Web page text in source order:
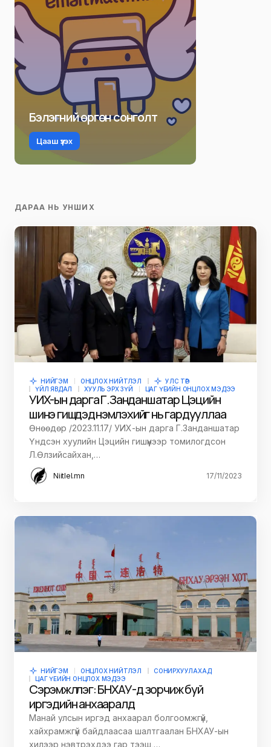
Бэлэгний өргөн сонголт
Цааш үзэх
ДАРАА НЬ УНШИХ
НИЙГЭМ ОНЦЛОХ НИЙТЛЭЛ
УЛС ТӨР
ҮЙЛ ЯВДАЛ
ХУУЛЬ ЭРХ ЗҮЙ ЦАГ ҮЕИЙН ОНЦЛОХ МЭДЭЭ
УИХ-ын дарга Г.Занданшатар Цэцийн
шинэ гишүүдэд үнэмлэхийг нь гардууллаа
Өнөөдөр /2023.11.17/ УИХ-ын дарга Г.Занданшатар
Үндсэн хуулийн Цэцийн гишүүнээр томилогдсон
Л.Өлзийсайхан,…
Niitlel.mn 17/11/2023
НИЙГЭМ ОНЦЛОХ НИЙТЛЭЛ
СОНИРХУУЛАХАД
ЦАГ ҮЕИЙН ОНЦЛОХ МЭДЭЭ
Сэрэмжлүүлэг: БНХАУ-д зорчиж буй
иргэдийн анхааралд
Манай улсын иргэд анхаарал болгоомжгүй,
хайхрамжгүй байдлаасаа шалтгаалан БНХАУ-ын
хилээр нэвтрэхдээ гар тээш,…